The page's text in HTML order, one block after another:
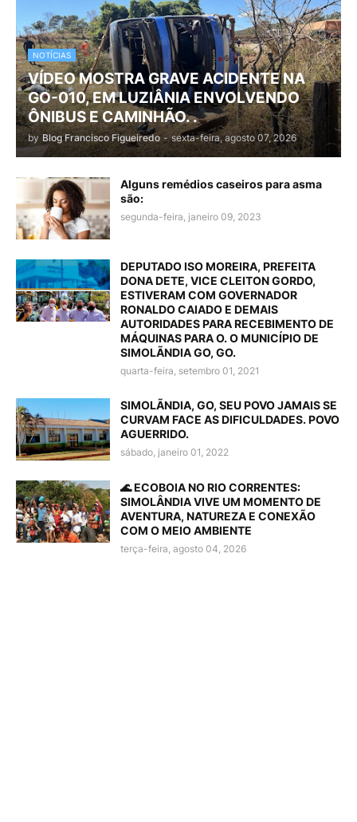
NOTÍCIAS
VÍDEO MOSTRA GRAVE ACIDENTE NA
GO-010, EM LUZIÂNIA ENVOLVENDO
ÔNIBUS E CAMINHÃO. .
by Blog Francisco Figueiredo - sexta-feira, agosto 07, 2026
Alguns remédios caseiros para asma
são:
segunda-feira, janeiro 09, 2023
DEPUTADO ISO MOREIRA, PREFEITA
DONA DETE, VICE CLEITON GORDO,
ESTIVERAM COM GOVERNADOR
RONALDO CAIADO E DEMAIS
AUTORIDADES PARA RECEBIMENTO DE
MÁQUINAS PARA O. O MUNICÍPIO DE
SIMOLÃNDIA GO, GO.
quarta-feira, setembro 01, 2021
SIMOLÃNDIA, GO, SEU POVO JAMAIS SE
CURVAM FACE AS DIFICULDADES. POVO
AGUERRIDO.
sábado, janeiro 01, 2022
🌊 ECOBOIA NO RIO CORRENTES:
SIMOLÂNDIA VIVE UM MOMENTO DE
AVENTURA, NATUREZA E CONEXÃO
COM O MEIO AMBIENTE
terça-feira, agosto 04, 2026